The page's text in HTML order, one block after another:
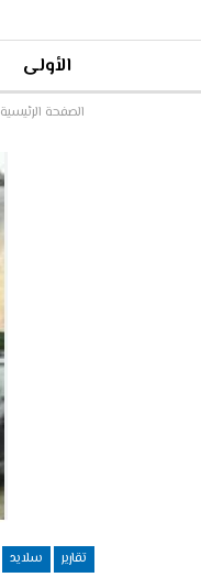
الأولى
الصفحة الرئيسية
تقارير سلايد